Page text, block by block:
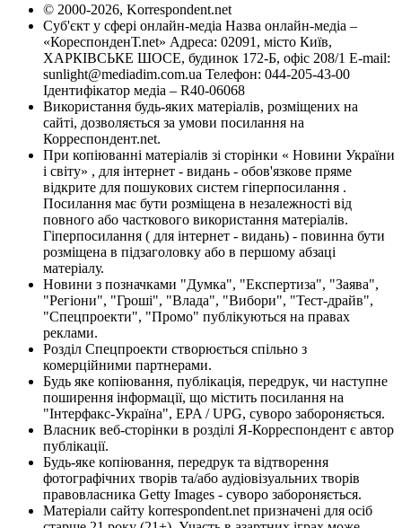
© 2000-2026, Korrespondent.net
Суб'єкт у сфері онлайн-медіа Назва онлайн-медіа –
«КореспонденТ.net» Адреса: 02091, місто Київ,
ХАРКІВСЬКЕ ШОСЕ, будинок 172-Б, офіс 208/1 E-mail:
sunlight@mediadim.com.ua Телефон: 044-205-43-00
Ідентифікатор медіа – R40-06068
Використання будь-яких матеріалів, розміщених на
сайті, дозволяється за умови посилання на
Корреспондент.net.
При копіюванні матеріалів зі сторінки « Новини України
і світу» , для інтернет - видань - обов'язкове пряме
відкрите для пошукових систем гіперпосилання .
Посилання має бути розміщена в незалежності від
повного або часткового використання матеріалів.
Гіперпосилання ( для інтернет - видань) - повинна бути
розміщена в підзаголовку або в першому абзаці
матеріалу.
Новини з позначками "Думка", "Експертиза", "Заява",
"Регіони", "Гроші", "Влада", "Вибори", "Тест-драйв",
"Спецпроекти", "Промо" публікуються на правах
реклами.
Розділ Спецпроекти створюється спільно з
комерційними партнерами.
Будь яке копіювання, публікація, передрук, чи наступне
поширення інформації, що містить посилання на
"Інтерфакс-Україна", EPA / UPG, суворо забороняється.
Власник веб-сторінки в розділі Я-Корреспондент є автор
публікації.
Будь-яке копіювання, передрук та відтворення
фотографічних творів та/або аудіовізуальних творів
правовласника Getty Images - суворо забороняється.
Матеріали сайту korrespondent.net призначені для осіб